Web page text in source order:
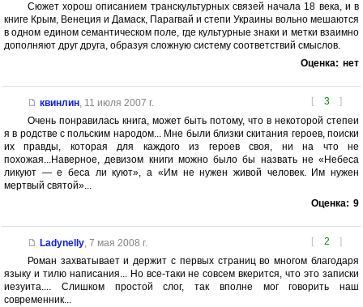
Сюжет хорош описанием транскультурных связей начала 18 века, и в
книге Крым, Венеция и Дамаск, Парагвай и степи Украины вольно мешаются
в одном едином семантическом поле, где культурные знаки и метки взаимно
дополняют друг друга, образуя сложную систему соответствий смыслов.
Оценка: нет
[ 3 ]
квинлин, 11 июля 2007 г.
Очень понравилась книга, может быть потому, что в некоторой степеи
я в родстве с польским народом... Мне были близки скитания героев, поиски
их правды, которая для каждого из героев своя, ни на что не
похожая...Наверное, девизом книги можно было бы назвать не «Небеса
ликуют — е беса ли куют», а «Им не нужен живой человек. Им нужен
мертвый святой»...
Оценка: 9
[ 2 ]
Ladynelly, 7 мая 2008 г.
Роман захватывает и держит с первых страниц во многом благодаря
языку и тилю написания... Но все-таки не совсем вкерится, что это записки
иезуита.... Слишком простой слог, так вполне мог говорить наш
современник...